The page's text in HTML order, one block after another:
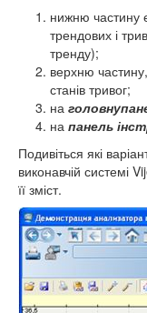
нижню частину
трендових і
тренду);
верхню
станів тривог;
на головну
на панель
Подивіться які
виконавчій системі
її зміст.